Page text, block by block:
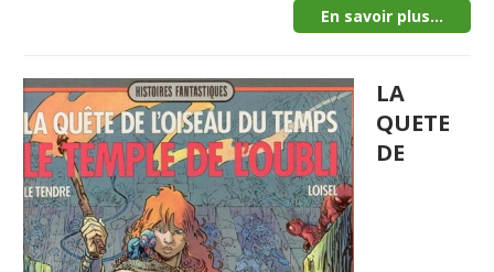
En savoir plus...
LA
QUETE
DE